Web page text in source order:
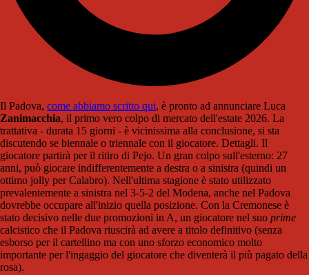
Il Padova, come abbiamo scritto qui, è pronto ad annunciare Luca
Zanimacchia, il primo vero colpo di mercato dell'estate 2026. La
trattativa - durata 15 giorni - è vicinissima alla conclusione, si sta
discutendo se biennale o triennale con il giocatore. Dettagli. Il
giocatore partirà per il ritiro di Pejo. Un gran colpo sull'esterno: 27
anni, può giocare indifferentemente a destra o a sinistra (quindi un
ottimo jolly per Calabro). Nell'ultima stagione è stato utilizzato
prevalentemente a sinistra nel 3-5-2 del Modena, anche nel Padova
dovrebbe occupare all'inizio quella posizione. Con la Cremonese è
stato decisivo nelle due promozioni in A, un giocatore nel suo prime
calcistico che il Padova riuscirà ad avere a titolo definitivo (senza
esborso per il cartellino ma con uno sforzo economico molto
importante per l'ingaggio del giocatore che diventerà il più pagato della
rosa).